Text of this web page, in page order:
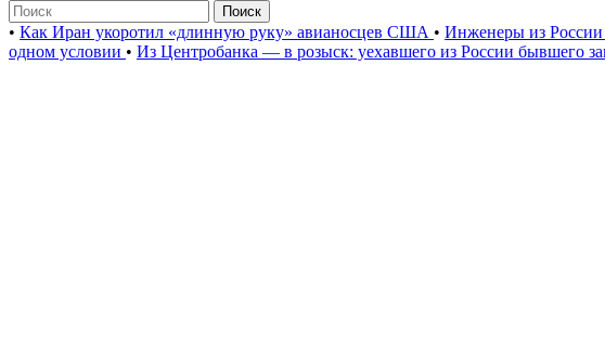
Поиск
• Как Иран укоротил «длинную руку» авианосцев США • Инженеры из
одном условии • Из Центробанка — в розыск: уехавшего из России бывшего